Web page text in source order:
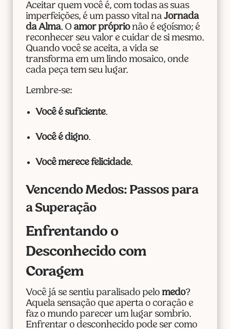
Aceitar quem você é, com todas as suas
imperfeições, é um passo vital na Jornada
da Alma. O amor próprionão é egoísmo; é
reconhecer seu valor e cuidar de si mesmo.
Quando você se aceita, a vida se
transforma em um lindo mosaico, onde
cada peça tem seu lugar.
Lembre-se:
Você é suficiente.
Você é digno.
Você merece felicidade.
Vencendo Medos: Passos para
a Superação
Enfrentando o
Desconhecido com
Coragem
Você já se sentiu paralisado pelo medo?
Aquela sensação que aperta o coração e
faz o mundo parecer um lugar sombrio.
Enfrentar o desconhecido pode ser como